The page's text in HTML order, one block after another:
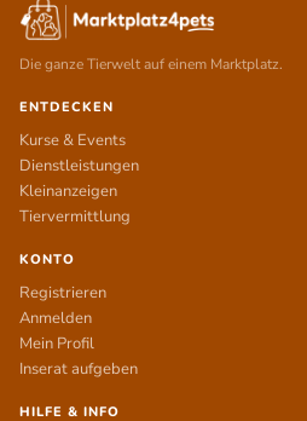
Die ganze Tierwelt auf einem Marktplatz.
ENTDECKEN
Kurse & Events
Dienstleistungen
Kleinanzeigen
Tiervermittlung
KONTO
Registrieren
Anmelden
Mein Profil
Inserat aufgeben
HILFE & INFO